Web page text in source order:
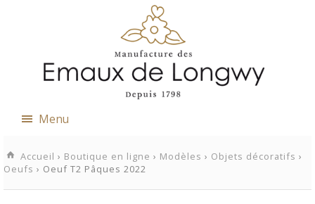
Menu
Accueil › Boutique en ligne › Modèles › Objets décoratifs ›
Oeufs › Oeuf T2 Pâques 2022